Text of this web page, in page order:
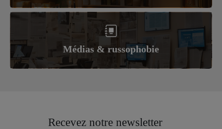
Médias & russophobie
Recevez notre newsletter